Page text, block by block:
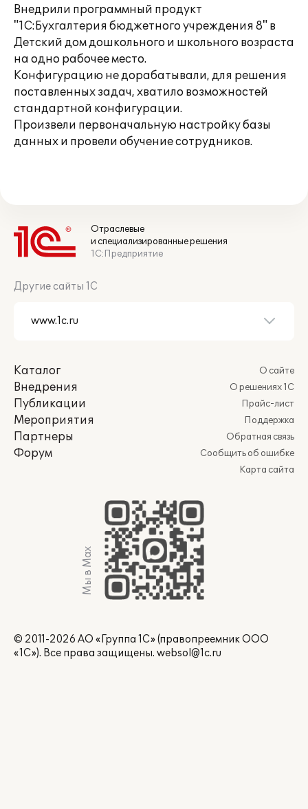
Внедрили программный продукт
"1С:Бухгалтерия бюджетного учреждения 8" в
Детский дом дошкольного и школьного возраста
на одно рабочее место.
Конфигурацию не дорабатывали, для решения
поставленных задач, хватило возможностей
стандартной конфигурации.
Произвели первоначальную настройку базы
данных и провели обучение сотрудников.
Отраслевые
и специализированные решения
1С:Предприятие
Другие сайты 1С
Каталог
Внедрения
Публикации
Мероприятия
Партнеры
Форум
О сайте
О решениях 1С
Прайс-лист
Поддержка
Обратная связь
Сообщить об ошибке
Карта сайта
Мы в Max
© 2011-2026 АО «Группа 1С» (правопреемник ООО
«1С»). Все права защищены. websol@1c.ru